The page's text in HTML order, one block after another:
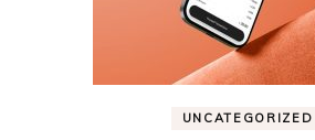
UNCATEGORIZED